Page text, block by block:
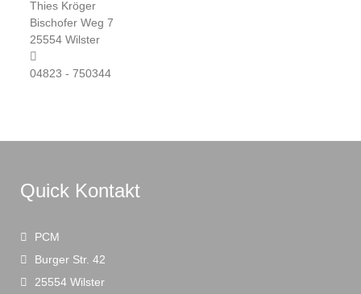
Thies Kröger
Bischofer Weg 7
25554 Wilster
04823 - 750344
Quick Kontakt
PCM
Burger Str. 42
25554 Wilster